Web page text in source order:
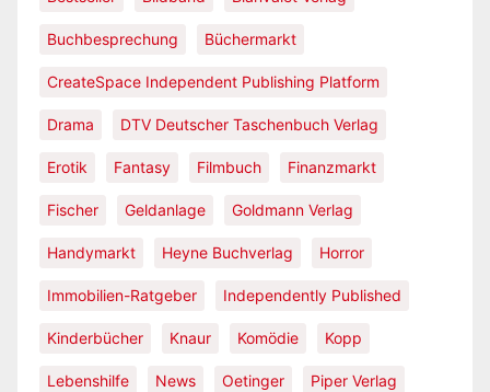
Buchbesprechung Büchermarkt
CreateSpace Independent Publishing Platform
Drama DTV Deutscher Taschenbuch Verlag
Erotik Fantasy Filmbuch Finanzmarkt
Fischer Geldanlage Goldmann Verlag
Handymarkt Heyne Buchverlag Horror
Immobilien-Ratgeber Independently Published
Kinderbücher Knaur Komödie Kopp
Lebenshilfe News Oetinger Piper Verlag